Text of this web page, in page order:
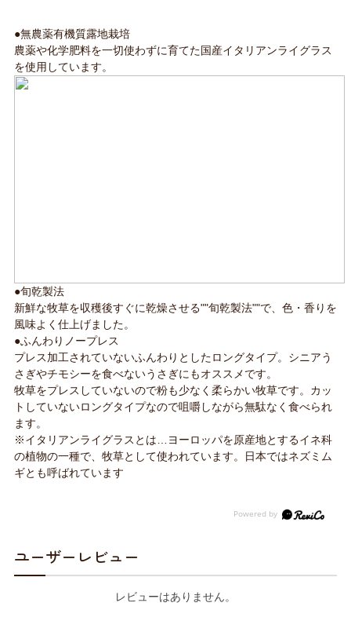
●無農薬有機質露地栽培
農薬や化学肥料を一切使わずに育てた国産イタリアンライグラス
を使用しています。
●旬乾製法
新鮮な牧草を収穫後すぐに乾燥させる""旬乾製法""で、色・香りを
風味よく仕上げました。
●ふんわりノープレス
プレス加工されていないふんわりとしたロングタイプ。シニアう
さぎやチモシーを食べないうさぎにもオススメです。
牧草をプレスしていないので粉も少なく柔らかい牧草です。カッ
トしていないロングタイプなので咀嚼しながら無駄なく食べられ
ます。
※イタリアンライグラスとは…ヨーロッパを原産地とするイネ科
の植物の一種で、牧草として使われています。日本ではネズミム
ギとも呼ばれています
ユーザーレビュー
レビューはありません。